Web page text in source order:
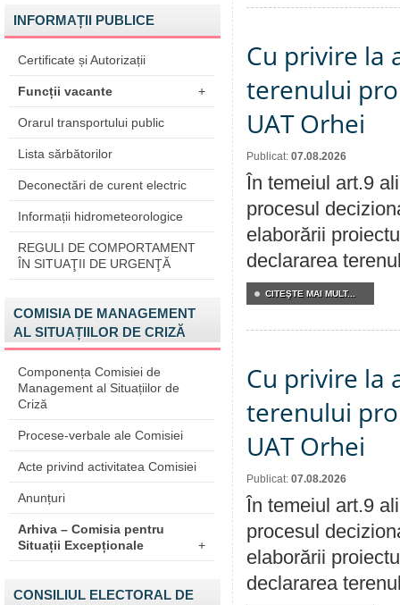
INFORMAȚII PUBLICE
Certificate și Autorizații
Funcții vacante +
Orarul transportului public
Lista sărbătorilor
Deconectări de curent electric
Informații hidrometeorologice
REGULI DE COMPORTAMENT
ÎN SITUAŢII DE URGENŢĂ
COMISIA DE MANAGEMENT
AL SITUAȚIILOR DE CRIZĂ
Componența Comisiei de
Management al Situațiilor de
Criză
Procese-verbale ale Comisiei
Acte privind activitatea Comisiei
Anunțuri
Arhiva – Comisia pentru
Situații Excepționale
+
CONSILIUL ELECTORAL DE
Cu privire la
terenului
UAT Orhei
Publicat: 07.08.2026
În temeiul art.9
procesul
elaborării
declararea
CITEŞTE MAI MULT...
Cu privire la
terenului
UAT Orhei
Publicat: 07.08.2026
În temeiul art.9
procesul
elaborării
declararea